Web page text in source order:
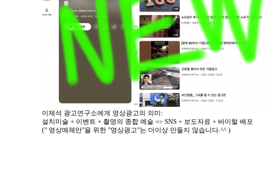
이제석 광고연구소에게 영상광고의 의미:
설치미술 + 이벤트 + 촬영의 종합 예술 => SNS + 보도자료 + 바이럴 배포
(" 영상매체만"을 위한 "영상광고"는 더이상 만들지 않습니다.^^ )